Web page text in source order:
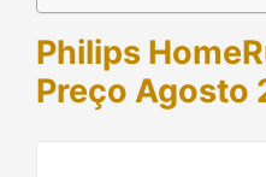
Philips
Preço Agosto